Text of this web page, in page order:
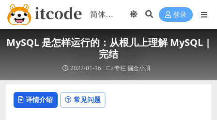
登录
MySQL 是怎样运行的：从根儿上理解 MySQL |
完结
2022-01-16 专栏掘金小册
详情介绍 常见问题